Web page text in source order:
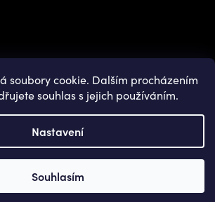
soubory cookie. Dalším procházením
souhlas s jejich používáním.
Nastavení
Souhlasím
Vytvořil Shoptet
SHOPS. Všechna práva vyhrazena.